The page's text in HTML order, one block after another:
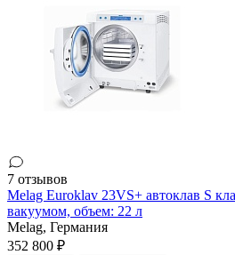
7 отзывов
Melag Euroklav 23VS+ автоклав S
вакуумом, объем: 22 л
Melag, Германия
352 800 ₽